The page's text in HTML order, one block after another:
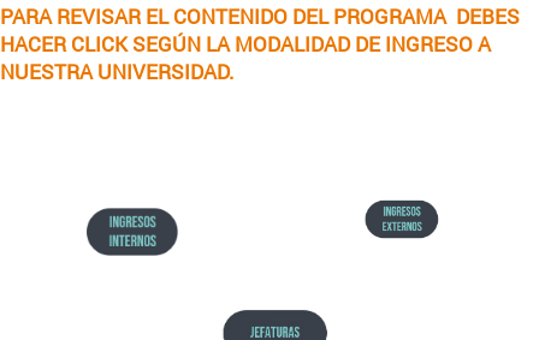
PARA REVISAR EL CONTENIDO DEL PROGRAMA DEBES
HACER CLICK SEGÚN LA MODALIDAD DE INGRESO A
NUESTRA UNIVERSIDAD.